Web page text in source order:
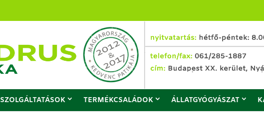
SZOLGÁLTATÁSOK TERMÉKCSALÁDOK ÁLLATGYÓGYÁSZAT